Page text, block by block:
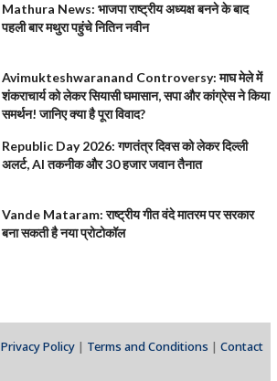
Mathura News: भाजपा राष्ट्रीय अध्यक्ष बनने के बाद
पहली बार मथुरा पहुंचे नितिन नवीन
Avimukteshwaranand Controversy: माघ मेले में
शंकराचार्य को लेकर सियासी घमासान, सपा और कांग्रेस ने किया
समर्थन! जानिए क्या है पूरा विवाद?
Republic Day 2026: गणतंत्र दिवस को लेकर दिल्ली
अलर्ट, AI तकनीक और 30 हजार जवान तैनात
Vande Mataram: राष्ट्रीय गीत वंदे मातरम पर सरकार
बना सकती है नया प्रोटोकॉल
Privacy Policy| Terms and Conditions | Contact